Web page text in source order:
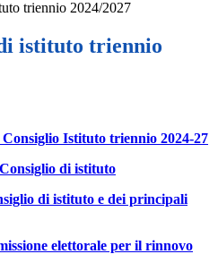
triennio 2024/2027
istituto triennio
Istituto triennio 2024-27
di istituto
di istituto e dei principali
elettorale per il rinnovo